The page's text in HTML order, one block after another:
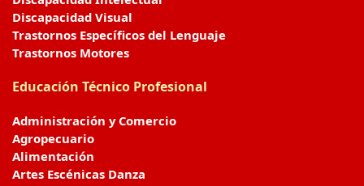
Discapacidad Visual
Trastornos Específicos del Lenguaje
Trastornos Motores
Educación Técnico Profesional
Administración y Comercio
Agropecuario
Alimentación
Artes Escénicas Danza